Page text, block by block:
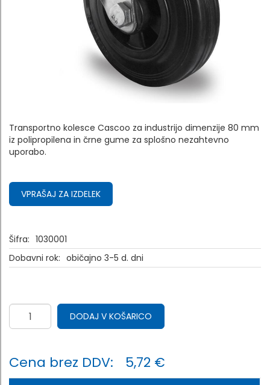
Transportno kolesce Cascoo za industrijo dimenzije 80 mm
iz polipropilena in črne gume za splošno nezahtevno
uporabo.
VPRAŠAJ ZA IZDELEK
Šifra: 1030001
Dobavni rok: običajno 3-5 d. dni
DODAJ V KOŠARICO
Cena brez DDV: 5,72 €